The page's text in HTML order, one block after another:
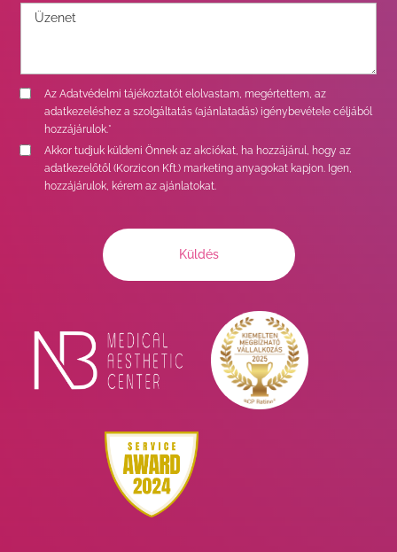
Az Adatvédelmi tájékoztatótelolvastam, megértettem, az
adatkezeléshez a szolgáltatás (ajánlatadás) igénybevétele céljából
hozzájárulok.*
Akkor tudjuk küldeni Önnek az akciókat, ha hozzájárul, hogy az
adatkezelőtől (Korzicon Kft.) marketing anyagokat kapjon. Igen,
hozzájárulok, kérem az ajánlatokat.